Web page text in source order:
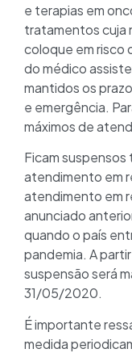
e terapias em
tratamentos cuja
coloque em risco
do médico
mantidos os
e emergência.
máximos de
Ficam suspensos
atendimento em
atendimento em
anunciado
quando o país
pandemia. A
suspensão será
31/05/2020.
É importante
medida